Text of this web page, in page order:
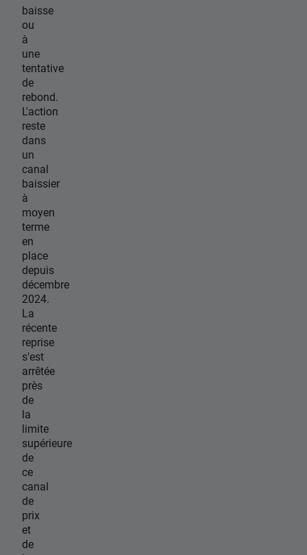
baisse
ou
à
une
tentative
de
rebond.
L'action
reste
dans
un
canal
baissier
à
moyen
terme
en
place
depuis
décembre
2024.
La
récente
reprise
s'est
arrêtée
près
de
la
limite
supérieure
de
ce
canal
de
prix
et
de